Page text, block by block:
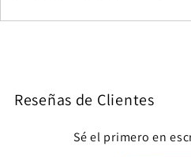
Reseñas de Clientes
Sé el primero en